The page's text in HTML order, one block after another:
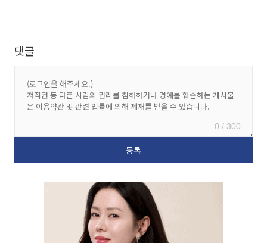
댓글
0 / 300